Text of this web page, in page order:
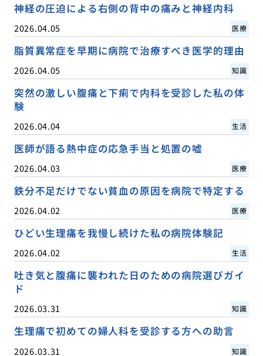
神経の圧迫による右側の背中の痛みと神経内科
2026.04.05 医療
脂質異常症を早期に病院で治療すべき医学的理由
2026.04.05 知識
突然の激しい腹痛と下痢で内科を受診した私の体
験
2026.04.04 生活
医師が語る熱中症の応急手当と処置の嘘
2026.04.03 医療
鉄分不足だけでない貧血の原因を病院で特定する
2026.04.02 医療
ひどい生理痛を我慢し続けた私の病院体験記
2026.04.02 生活
吐き気と腹痛に襲われた日のための病院選びガイ
ド
2026.03.31 知識
生理痛で初めての婦人科を受診する方への助言
2026.03.31 知識